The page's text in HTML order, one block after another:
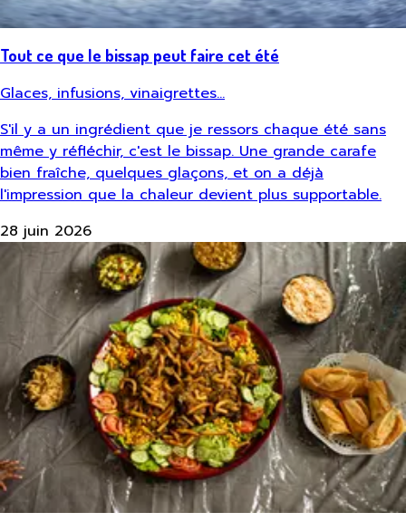
Tout ce que le bissap peut faire cet été
Glaces, infusions, vinaigrettes…
S'il y a un ingrédient que je ressors chaque été sans
même y réfléchir, c'est le bissap. Une grande carafe
bien fraîche, quelques glaçons, et on a déjà
l'impression que la chaleur devient plus supportable.
28 juin 2026